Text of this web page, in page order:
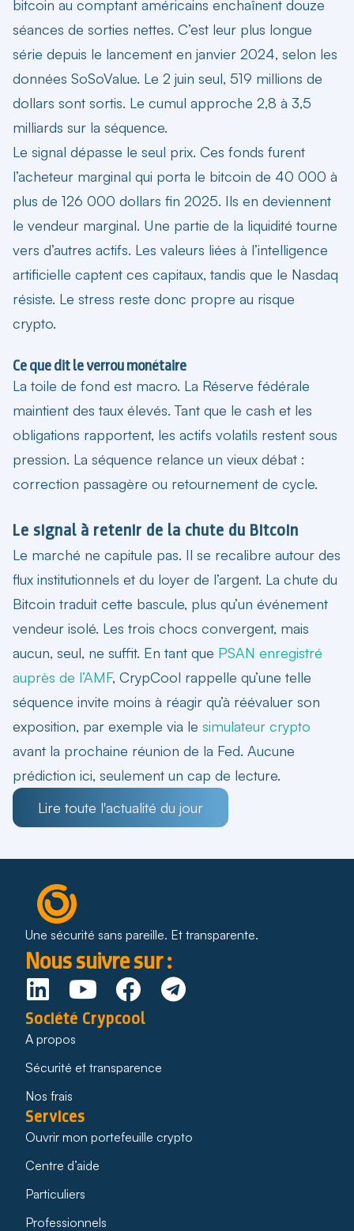
bitcoin au comptant américains enchaînent douze
séances de sorties nettes. C’est leur plus longue
série depuis le lancement en janvier 2024, selon les
données SoSoValue. Le 2 juin seul, 519 millions de
dollars sont sortis. Le cumul approche 2,8 à 3,5
milliards sur la séquence.
Le signal dépasse le seul prix. Ces fonds furent
l’acheteur marginal qui porta le bitcoin de 40 000 à
plus de 126 000 dollars fin 2025. Ils en deviennent
le vendeur marginal. Une partie de la liquidité tourne
vers d’autres actifs. Les valeurs liées à l’intelligence
artificielle captent ces capitaux, tandis que le Nasdaq
résiste. Le stress reste donc propre au risque
crypto.
Ce que dit le verrou monétaire
La toile de fond est macro. La Réserve fédérale
maintient des taux élevés. Tant que le cash et les
obligations rapportent, les actifs volatils restent sous
pression. La séquence relance un vieux débat :
correction passagère ou retournement de cycle.
Le signal à retenir de la chute du Bitcoin
Le marché ne capitule pas. Il se recalibre autour des
flux institutionnels et du loyer de l’argent. La chute du
Bitcoin traduit cette bascule, plus qu’un événement
vendeur isolé. Les trois chocs convergent, mais
aucun, seul, ne suffit. En tant que PSAN enregistré
auprès de l’AMF, CrypCool rappelle qu’une telle
séquence invite moins à réagir qu’à réévaluer son
exposition, par exemple via le simulateur crypto
avant la prochaine réunion de la Fed. Aucune
prédiction ici, seulement un cap de lecture.
Lire toute l'actualité du jour
Une sécurité sans pareille. Et transparente.
Nous suivre sur :
Société Crypcool
A propos
Sécurité et transparence
Nos frais
Services
Ouvrir mon portefeuille crypto
Centre d’aide
Particuliers
Professionnels